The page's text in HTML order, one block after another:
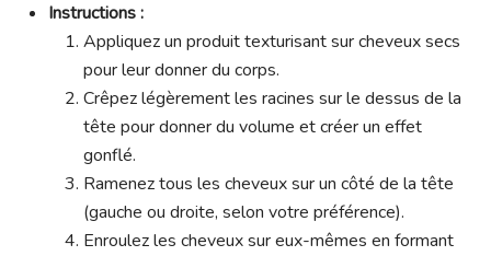
Instructions :
Appliquez un produit texturisant sur cheveux secs
pour leur donner du corps.
Crêpez légèrement les racines sur le dessus de la
tête pour donner du volume et créer un effet
gonflé.
Ramenez tous les cheveux sur un côté de la tête
(gauche ou droite, selon votre préférence).
Enroulez les cheveux sur eux-mêmes en formant